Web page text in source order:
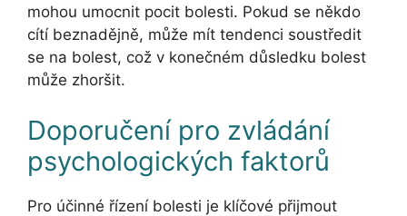
mohou umocnit pocit bolesti. Pokud se někdo
cítí beznadějně, může mít tendenci soustředit
se na bolest, což v konečném důsledku bolest
může zhoršit.
Doporučení pro zvládání
psychologických faktorů
Pro účinné řízení bolesti je klíčové přijmout